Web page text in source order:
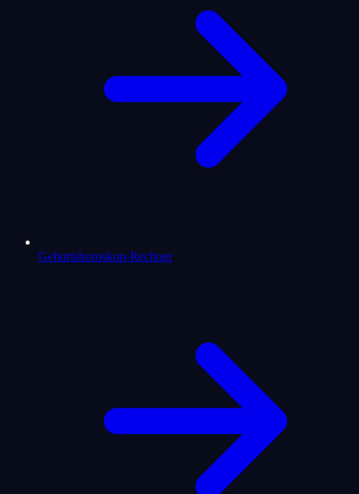
Geburtshoroskop-Rechner